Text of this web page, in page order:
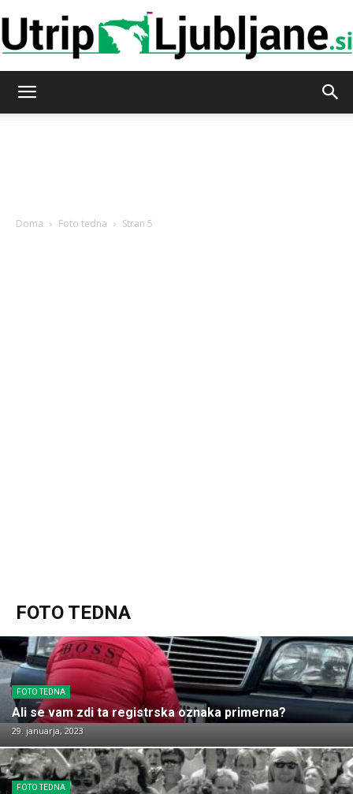
Doma Foto tedna Stran 5
FOTO TEDNA
FOTO TEDNA
Ali se vam zdi ta registrska oznaka primerna?
29. januarja, 2023
FOTO TEDNA